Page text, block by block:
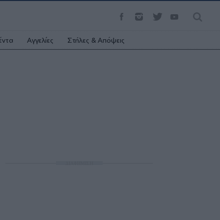
Αγγελίες Στήλες & Απόψεις